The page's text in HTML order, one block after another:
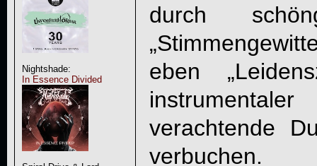
Nightshade:
In Essence Divided
durch
eben „
verachtende
verbuchen.